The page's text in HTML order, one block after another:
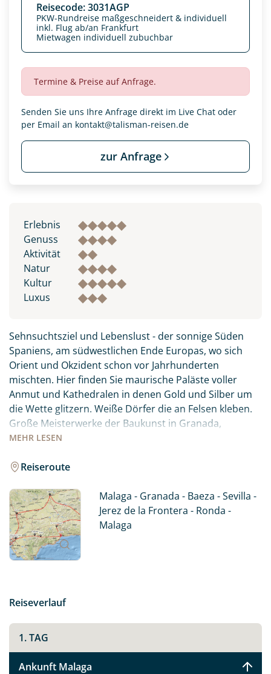
Reisecode: 3031AGP
PKW-Rundreise maßgeschneidert & individuell
inkl. Flug ab/an Frankfurt
Mietwagen individuell zubuchbar
Termine & Preise auf Anfrage.
Senden Sie uns Ihre Anfrage direkt im Live Chat oder
per Email an kontakt@talisman-reisen.de
zur Anfrage
Erlebnis
Genuss
Aktivität
Natur
Kultur
Luxus
MEHR LESEN
Sehnsuchtsziel und Lebenslust - der sonnige Süden
Spaniens, am südwestlichen Ende Europas, wo sich
Orient und Okzident schon vor Jahrhunderten
mischten. Hier finden Sie maurische Paläste voller
Anmut und Kathedralen in denen Gold und Silber um
die Wette glitzern. Weiße Dörfer die an Felsen kleben.
Große Meisterwerke der Baukunst in Granada,
Cordoba und Sevilla erinnern an eine fruchtbare
Andalusiens. Liebliche Landschaften mit Weinbergen,
mit hohen Berge und endlosen Sandstränden ab. Eine
Kulisse wie eine Bühne für die südliche Lebenslust.
Erfahren Sie Andalusien auf eigene Faust und genießen
Sie dieses wunderschöne Fleckchen Erde allen Sinnen.
Reiseroute
Malaga - Granada - Baeza - Sevilla -
Jerez de la Frontera - Ronda -
Malaga
Reiseverlauf
1. TAG
Ankunft Malaga